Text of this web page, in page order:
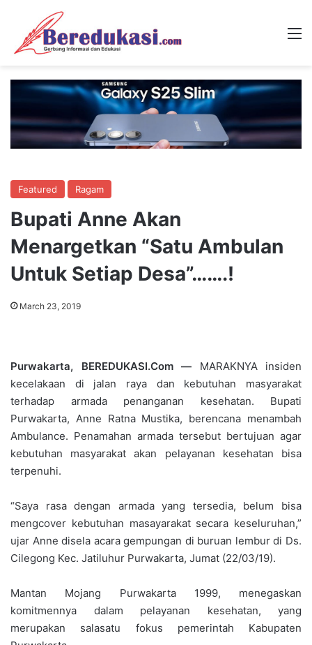
Featured Ragam
Bupati Anne Akan
Menargetkan “Satu Ambulan
Untuk Setiap Desa”…….!
March 23, 2019
Purwakarta, BEREDUKASI.Com — MARAKNYA insiden
kecelakaan di jalan raya dan kebutuhan masyarakat
terhadap armada penanganan kesehatan. Bupati
Purwakarta, Anne Ratna Mustika, berencana menambah
Ambulance. Penamahan armada tersebut bertujuan agar
kebutuhan masyarakat akan pelayanan kesehatan bisa
terpenuhi.
“Saya rasa dengan armada yang tersedia, belum bisa
mengcover kebutuhan masayarakat secara keseluruhan,”
ujar Anne disela acara gempungan di buruan lembur di Ds.
Cilegong Kec. Jatiluhur Purwakarta, Jumat (22/03/19).
Mantan Mojang Purwakarta 1999, menegaskan
komitmennya dalam pelayanan kesehatan, yang
merupakan salasatu fokus pemerintah Kabupaten